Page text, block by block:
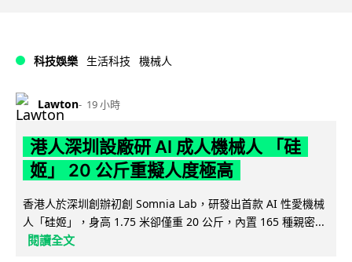
科技娛樂 生活科技 機械人
Lawton 19 小時
港人深圳設廠研 AI 成人機械人 「硅
姬」 20 公斤重擬人度極高
香港人於深圳創辦初創 Somnia Lab，研發出首款 AI 性愛機械
人「硅姬」，身高 1.75 米卻僅重 20 公斤，內置 165 種親密...
閱讀全文